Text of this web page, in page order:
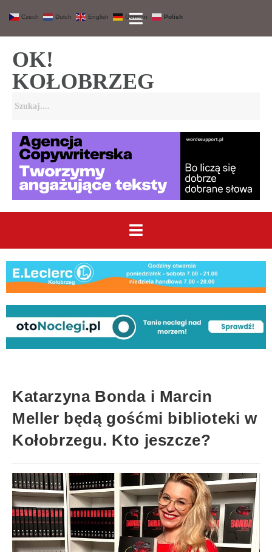
OK!
KOŁOBRZEG
Katarzyna Bonda i Marcin
Meller będą gośćmi biblioteki w
Kołobrzegu. Kto jeszcze?
Czech Dutch English German Polish